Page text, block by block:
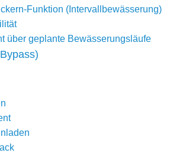
Funktion (Intervallbewässerung)
über geplante Bewässerungsläufe